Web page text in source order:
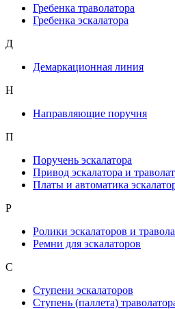
Гребенка траволатора
Гребенка эскалатора
Д
Демаркационная линия
Н
Направляющие поручня
П
Поручень эскалатора
Привод эскалатора и
Платы и автоматика
Р
Ролики эскалаторов и
Ремни для эскалаторов
С
Ступени эскалаторов
Ступень (паллета)